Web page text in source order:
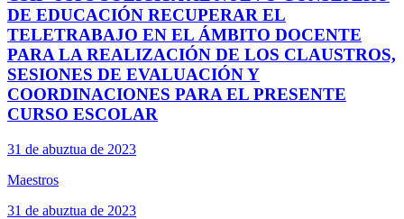
DE EDUCACIÓN RECUPERAR EL
TELETRABAJO EN EL ÁMBITO DOCENTE
PARA LA REALIZACIÓN DE LOS CLAUSTROS,
SESIONES DE EVALUACIÓN Y
COORDINACIONES PARA EL PRESENTE
CURSO ESCOLAR
31 de abuztua de 2023
Maestros
31 de abuztua de 2023